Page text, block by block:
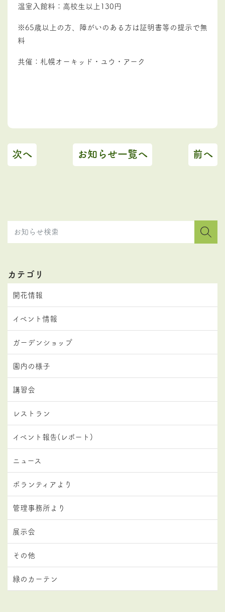
温室入館料：高校生以上130円
※65歳以上の方、障がいのある方は証明書等の提示で無
料
共催：札幌オーキッド・ユウ・アーク
次へ お知らせ一覧へ 前へ
カテゴリ
開花情報
イベント情報
ガーデンショップ
園内の様子
講習会
レストラン
イベント報告(レポート)
ニュース
ボランティアより
管理事務所より
展示会
その他
緑のカーテン